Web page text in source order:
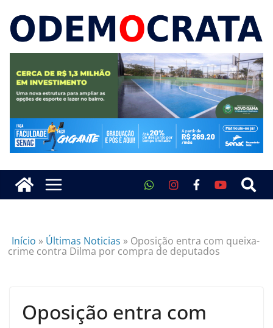
Início » Últimas Noticias » Oposição entra com queixa-
crime contra Dilma por compra de deputados
Oposição entra com